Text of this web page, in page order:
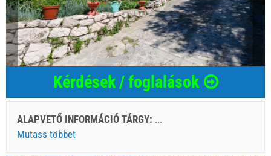
Kérdések / foglalások
ALAPVETŐ INFORMÁCIÓ TÁRGY: ...
Mutass többet